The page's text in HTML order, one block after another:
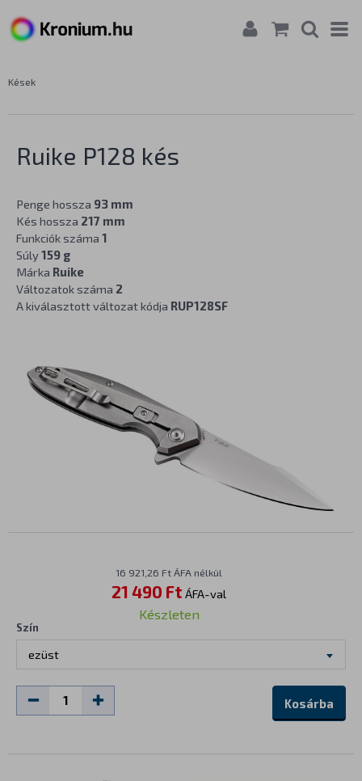
Kések
Ruike P128 kés
Penge hossza 93 mm
Kés hossza 217 mm
Funkciók száma 1
Súly159 g
Márka Ruike
Változatok száma 2
A kiválasztott változat kódja RUP128SF
16 921,26 Ft ÁFA nélkül
21 490 Ft ÁFA-val
Készleten
Szín
ezüst
Kosárba